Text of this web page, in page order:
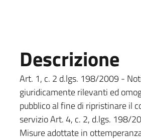
Descrizione
Art. 1, c. 2 d.lgs. 198/2009 -
giuridicamente rilevanti ed
pubblico al fine di ripristinare il
servizio Art. 4, c. 2, d.lgs. 198/
Misure adottate in